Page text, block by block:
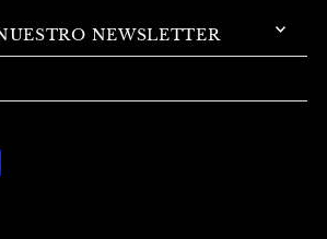
NEWSLETTER